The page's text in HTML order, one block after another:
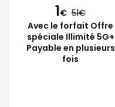
1€ 51
Avec le forfait Offre
spéciale Illimité 5G+
Payable en plusieurs
fois